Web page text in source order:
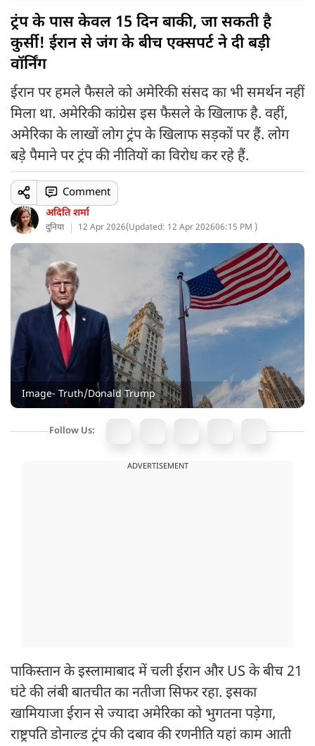
ट्रंप के पास केवल 15 दिन बाकी, जा सकती है
कुर्सी! ईरान से जंग के बीच एक्सपर्ट ने दी बड़ी
वॉर्निंग
ईरान पर हमले फैसले को अमेरिकी संसद का भी समर्थन नहीं
मिला था. अमेरिकी कांग्रेस इस फैसले के खिलाफ है. वहीं,
अमेरिका के लाखों लोग ट्रंप के खिलाफ सड़कों पर हैं. लोग
बड़े पैमाने पर ट्रंप की नीतियों का विरोध कर रहे हैं.
अदिति शर्मा
दुनिया 12 Apr 2026(Updated: 12 Apr 202606:15 PM )
Comment
Image- Truth/Donald Trump
Follow Us:
ADVERTISEMENT
पाकिस्तान के इस्लामाबाद में चली ईरान और US के बीच 21
घंटे की लंबी बातचीत का नतीजा सिफर रहा. इसका
खामियाजा ईरान से ज्यादा अमेरिका को भुगतना पड़ेगा,
राष्ट्रपति डोनाल्ड ट्रंप की दबाव की रणनीति यहां काम आती